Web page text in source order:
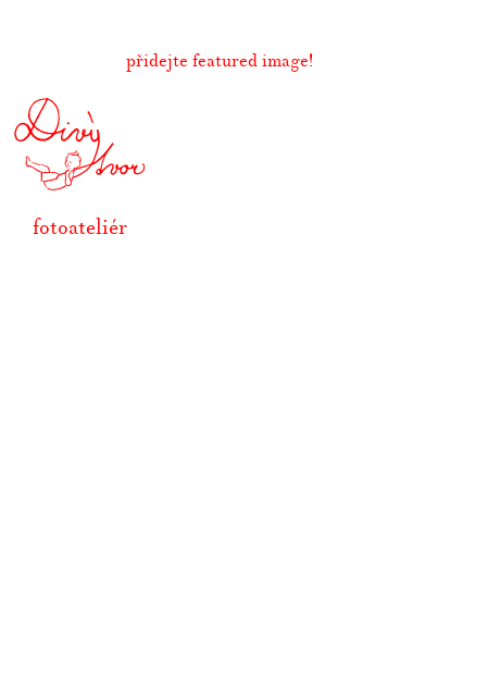
fotoateliér
přidejte featured image!